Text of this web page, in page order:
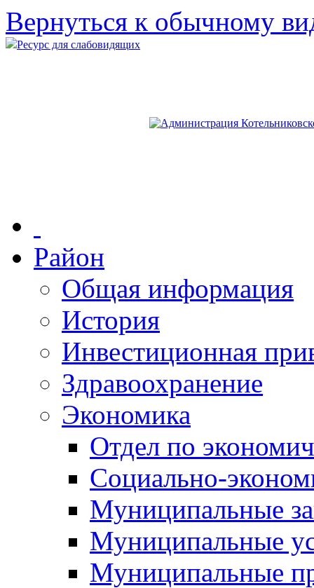
Вернуться к обычному
Ресурс для слабовидящих
Район
Общая информация
История
Инвестиционная
Здравоохранение
Экономика
Отдел по
Социально-
Муниципальные
Муниципальные
Муниципальные